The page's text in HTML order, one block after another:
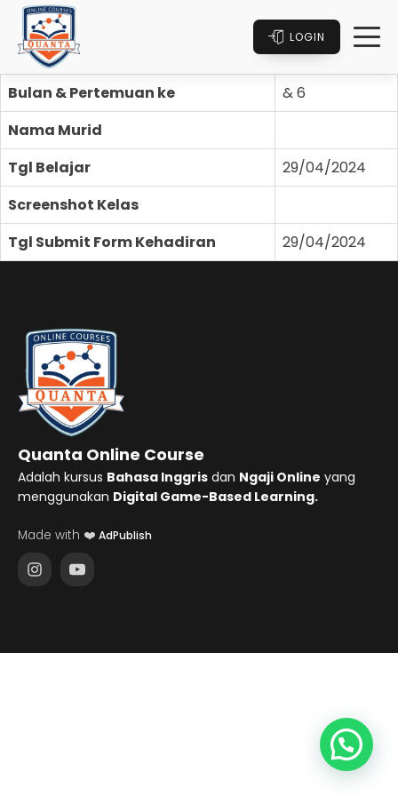
LOGIN
Bulan & Pertemuan ke
& 6
Nama Murid
Tgl Belajar
29/04/2024
Screenshot Kelas
Tgl Submit Form Kehadiran
29/04/2024
Quanta Online Course
Adalah kursus Bahasa Inggris dan Ngaji Online yang
menggunakan Digital Game-Based Learning.
Made with ❤️ AdPublish